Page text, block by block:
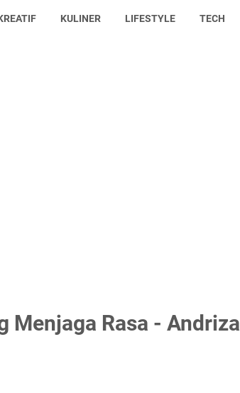
KULINER LIFESTYLE TECH
Menjaga Rasa - Andrizal